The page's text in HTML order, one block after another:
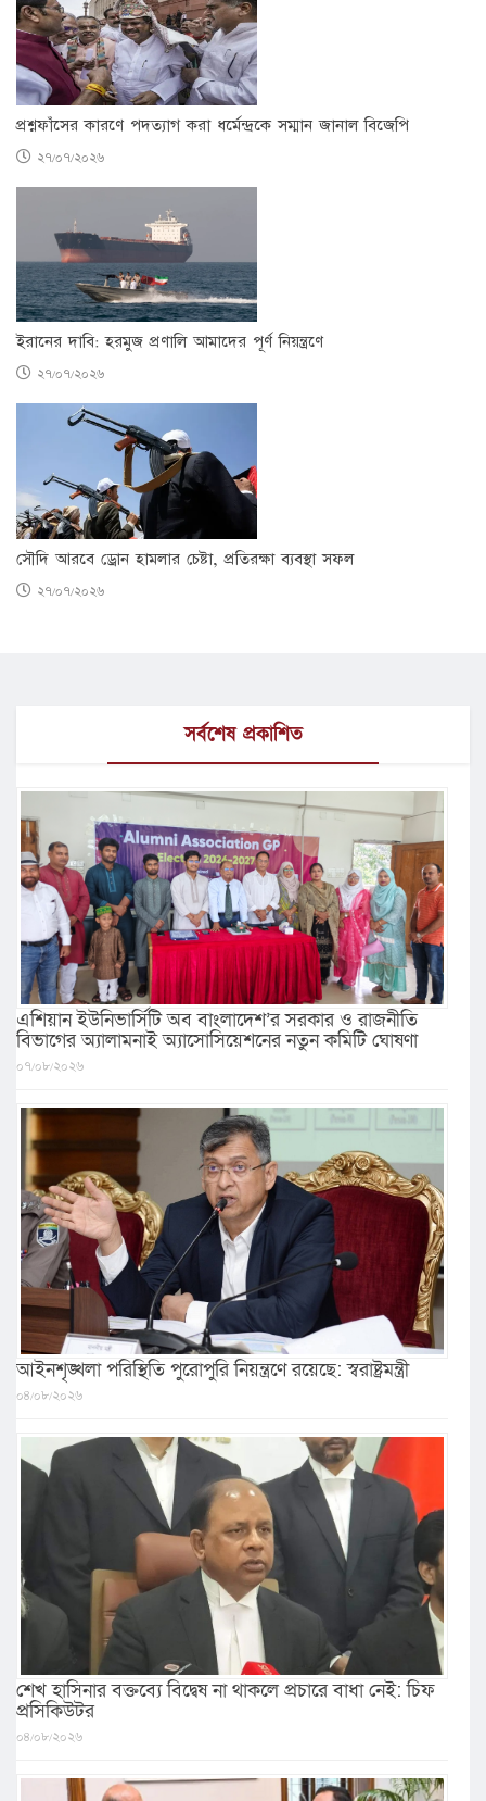
প্রশ্নফাঁসের কারণে পদত্যাগ করা ধর্মেন্দ্রকে সম্মান জানাল বিজেপি
২৭/০৭/২০২৬
ইরানের দাবি: হরমুজ প্রণালি আমাদের পূর্ণ নিয়ন্ত্রণে
২৭/০৭/২০২৬
সৌদি আরবে ড্রোন হামলার চেষ্টা, প্রতিরক্ষা ব্যবস্থা সফল
২৭/০৭/২০২৬
সর্বশেষ প্রকাশিত
এশিয়ান ইউনিভার্সিটি অব বাংলাদেশ’র সরকার ও রাজনীতি
বিভাগের অ্যালামনাই অ্যাসোসিয়েশনের নতুন কমিটি ঘোষণা
০৭/০৮/২০২৬
আইনশৃঙ্খলা পরিস্থিতি পুরোপুরি নিয়ন্ত্রণে রয়েছে: স্বরাষ্ট্রমন্ত্রী
০৪/০৮/২০২৬
শেখ হাসিনার বক্তব্যে বিদ্বেষ না থাকলে প্রচারে বাধা নেই: চিফ
প্রসিকিউটর
০৪/০৮/২০২৬